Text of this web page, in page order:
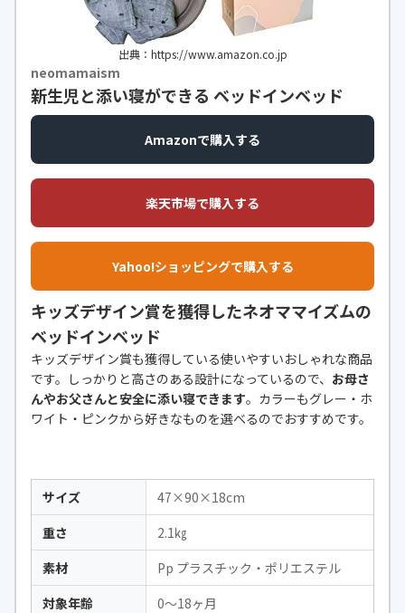
出典：https://www.amazon.co.jp
neomamaism
新生児と添い寝ができる ベッドインベッド
Amazonで購入する
楽天市場で購入する
Yahoo!ショッピングで購入する
キッズデザイン賞を獲得したネオママイズムの
ベッドインベッド
キッズデザイン賞も獲得している使いやすいおしゃれな商品
です。しっかりと高さのある設計になっているので、 お母さ
んやお父さんと安全に添い寝できます。カラーもグレー・ホ
ワイト・ピンクから好きなものを選べるのでおすすめです。
サイズ
47×90×18cm
重さ
2.1㎏
素材
Pp プラスチック・ポリエステル
対象年齢
0〜18ヶ月